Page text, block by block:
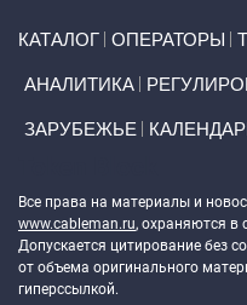
КАТАЛОГ ОПЕРАТОРЫ
АНАЛИТИКА
ЗАРУБЕЖЬЕ
Все права на материалы и
www.cableman.ru, охраняются в
Допускается цитирование без
от объема оригинального
гиперссылкой.